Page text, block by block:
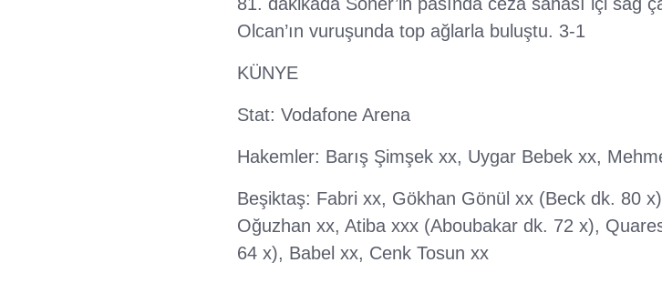
Olcan’ın vuruşunda top ağlarla buluştu. 3-1
KÜNYE
Stat: Vodafone Arena
Hakemler: Barış Şimşek xx, Uygar Bebek xx,
Beşiktaş: Fabri xx, Gökhan Gönül xx (Beck dk. 80
Oğuzhan xx, Atiba xxx (Aboubakar dk. 72 x),
64 x), Babel xx, Cenk Tosun xx